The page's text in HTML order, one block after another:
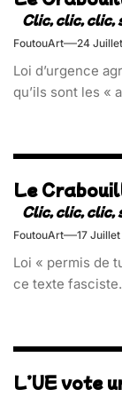
FoutouArt 24
Loi d’urgence
qu’ils sont les «
Le
FoutouArt 17
Loi « permis de
ce texte
L’UE vote